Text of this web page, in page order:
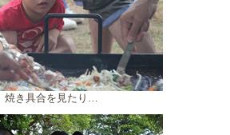
焼き具合を見たり…